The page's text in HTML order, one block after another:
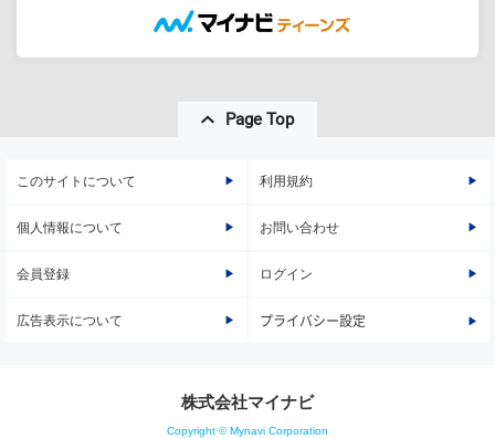
Page Top
このサイトについて 利用規約
個人情報について お問い合わせ
会員登録 ログイン
広告表示について プライバシー設定
株式会社マイナビ
Copyright © Mynavi Corporation